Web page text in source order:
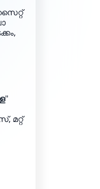
"
മറ്റ്